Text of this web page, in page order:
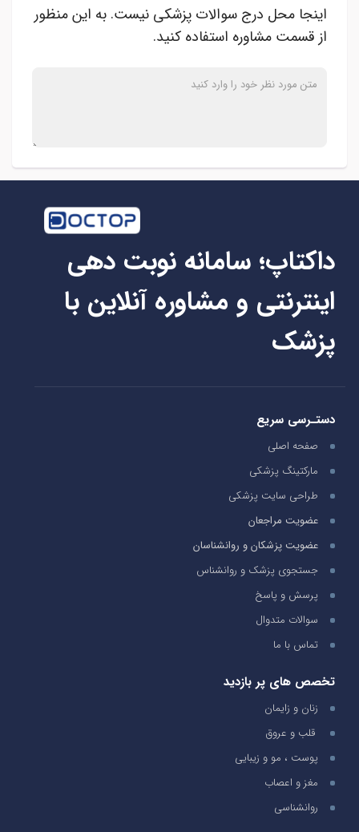
اینجا محل درج سوالات پزشکی نیست. به این منظور
از قسمت مشاوره استفاده کنید.
داکتاپ؛ سامانه نوبت دهی
اینترنتی و مشاوره آنلاین با
پزشک
دستـرسی سریع
صفحه اصلی
مارکتینگ پزشکی
طراحی سایت پزشکی
عضویت مراجعان
عضویت پزشکان و روانشناسان
جستجوی پزشک و روانشناس
پرسش و پاسخ
سوالات متدوال
تماس با ما
تخصص های پر بازدید
زنان و زایمان
قلب و عروق
پوست ، مو و زیبایی
مغز و اعصاب
روانشناسی